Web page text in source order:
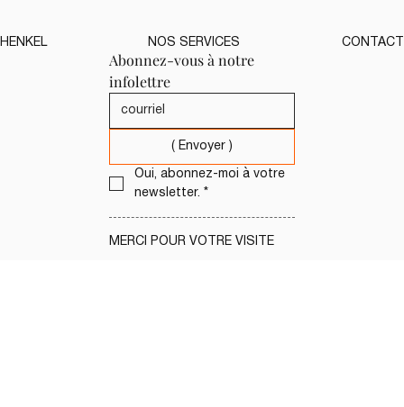
Abonnez-vous à notre
infolettre
( Envoyer )
Oui, abonnez-moi à votre
newsletter. *
MERCI POUR VOTRE VISITE
HENKEL NOS SERVICES CONTACT